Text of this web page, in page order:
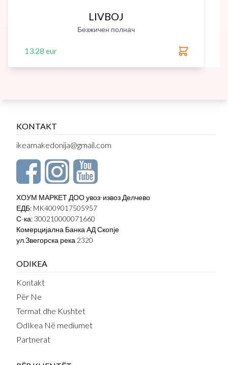
LIVBOJ
Безжичен полнач
13.28 eur
KONTAKT
ikeamakedonija@gmail.com
ХОУМ МАРКЕТ ДОО увоз-извоз Делчево
ЕДБ: MK4009017505957
С-ка: 300210000071660
Комерцијална Банка АД Скопје
ул.Звегорска река 2320
ODIKEA
Kontakt
Për Ne
Termat dhe Kushtet
OdIkea Në mediumet
Partnerat